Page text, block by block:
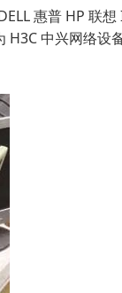
惠普 HP 联
H3C 中兴网络设